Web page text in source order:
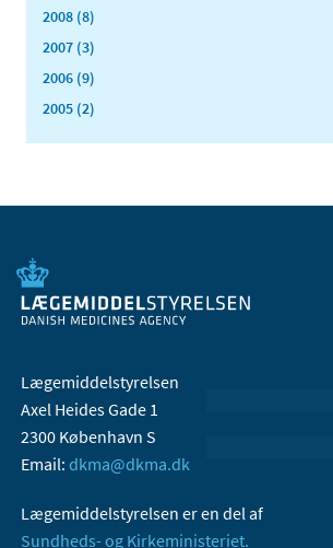
2008 (8)
2007 (3)
2006 (9)
2005 (2)
Lægemiddelstyrelsen
Axel Heides Gade 1
2300 København S
Email: dkma@dkma.dk
Lægemiddelstyrelsen er en del af
Sundheds- og Kirkeministeriet.